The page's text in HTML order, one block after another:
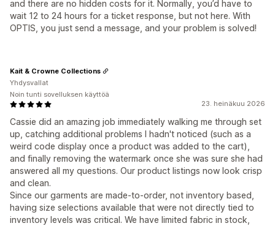
and there are no hidden costs for it. Normally, you’d have to
wait 12 to 24 hours for a ticket response, but not here. With
OPTIS, you just send a message, and your problem is solved!
23. heinäkuu 2026
Cassie did an amazing job immediately walking me through set
up, catching additional problems I hadn't noticed (such as a
weird code display once a product was added to the cart),
and finally removing the watermark once she was sure she had
answered all my questions. Our product listings now look crisp
and clean.
Since our garments are made-to-order, not inventory based,
having size selections available that were not directly tied to
inventory levels was critical. We have limited fabric in stock,
Kait & Crowne Collections
Yhdysvallat
Noin tunti sovelluksen käyttöä